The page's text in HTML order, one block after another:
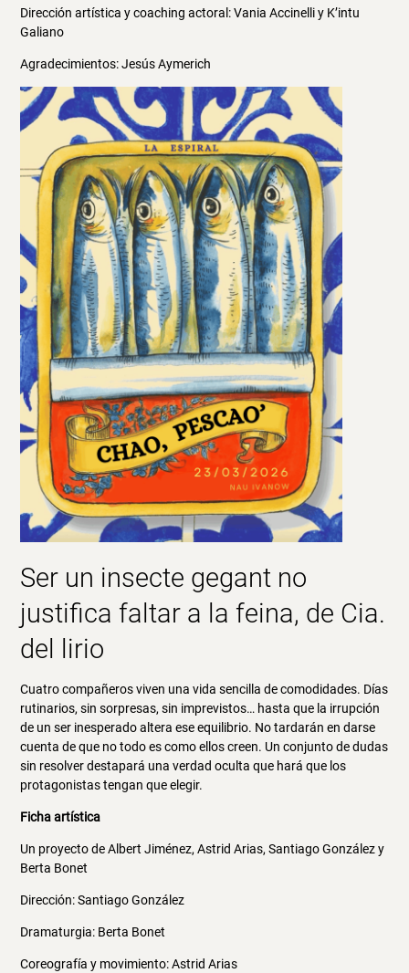
Dirección artística y coaching actoral: Vania Accinelli y K’intu
Galiano
Agradecimientos: Jesús Aymerich
Ser un insecte gegant no
justifica faltar a la feina, de Cia.
del lirio
Cuatro compañeros viven una vida sencilla de comodidades. Días
rutinarios, sin sorpresas, sin imprevistos… hasta que la irrupción
de un ser inesperado altera ese equilibrio. No tardarán en darse
cuenta de que no todo es como ellos creen. Un conjunto de dudas
sin resolver destapará una verdad oculta que hará que los
protagonistas tengan que elegir.
Ficha artística
Un proyecto de Albert Jiménez, Astrid Arias, Santiago González y
Berta Bonet
Dirección: Santiago González
Dramaturgia: Berta Bonet
Coreografía y movimiento: Astrid Arias